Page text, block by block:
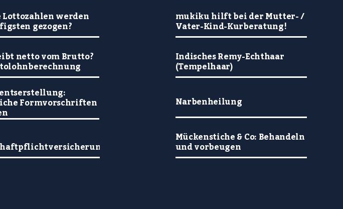
Lottozahlen werden
gezogen?
netto vom Brutto?
Formvorschriften
mukiku hilft bei der Mutter- /
Vater-Kind-Kurberatung!
Indisches Remy-Echthaar
(Tempelhaar)
Narbenheilung
Mückenstiche & Co: Behandeln
und vorbeugen